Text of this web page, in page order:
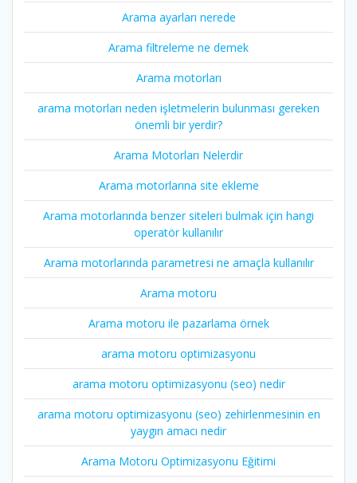
Arama ayarları nerede
Arama filtreleme ne demek
Arama motorları
arama motorları neden işletmelerin bulunması gereken
önemli bir yerdir?
Arama Motorları Nelerdir
Arama motorlarına site ekleme
Arama motorlarında benzer siteleri bulmak için hangi
operatör kullanılır
Arama motorlarında parametresi ne amaçla kullanılır
Arama motoru
Arama motoru ile pazarlama örnek
arama motoru optimizasyonu
arama motoru optimizasyonu (seo) nedir
arama motoru optimizasyonu (seo) zehirlenmesinin en
yaygın amacı nedir
Arama Motoru Optimizasyonu Eğitimi